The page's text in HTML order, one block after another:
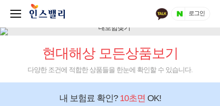
로그인
현대해상 모든상품보기
다양한 조건에 적합한 상품들을 한눈에 확인할 수 있습니다.
내 보험료 확인? 10초면 OK!